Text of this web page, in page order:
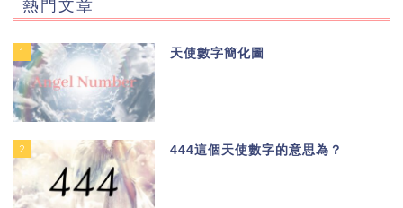
熱門文章
1 天使數字簡化圖
2 444這個天使數字的意思為？